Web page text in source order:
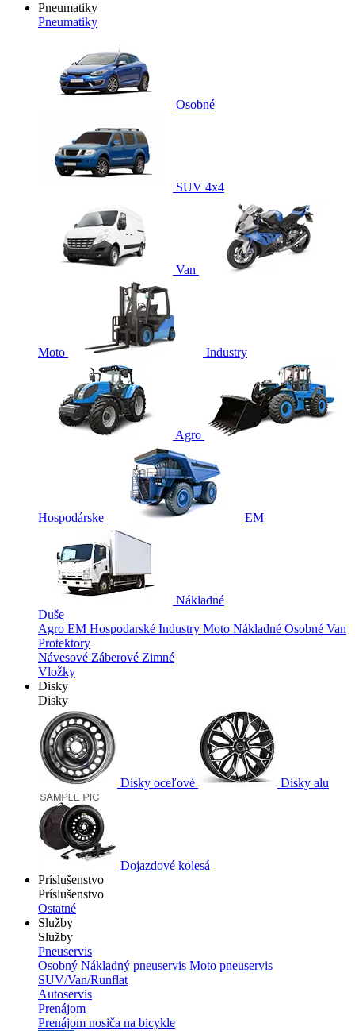
Pneumatiky
Pneumatiky
Osobné
SUV 4x4
Van
Moto Industry
Agro
Hospodárske EM
Nákladné
Duše
Agro EM Hospodarské Industry Moto Nákladné Osobné Van
Protektory
Návesové Záberové Zimné
Vložky
Disky
Disky
Disky oceľové Disky alu
Dojazdové kolesá
Príslušenstvo
Príslušenstvo
Ostatné
Služby
Služby
Pneuservis
Osobný Nákladný pneuservis Moto pneuservis
SUV/Van/Runflat
Autoservis
Prenájom
Prenájom nosiča na bicykle